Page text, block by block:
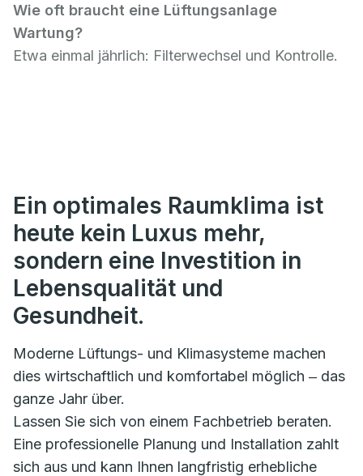
Wie oft braucht eine Lüftungsanlage
Wartung?
Etwa einmal jährlich: Filterwechsel und Kontrolle.
Ein optimales Raumklima ist
heute kein Luxus mehr,
sondern eine Investition in
Lebensqualität und
Gesundheit.
Moderne Lüftungs- und Klimasysteme machen
dies wirtschaftlich und komfortabel möglich ‒ das
ganze Jahr über.
Lassen Sie sich von einem Fachbetrieb beraten.
Eine professionelle Planung und Installation zahlt
sich aus und kann Ihnen langfristig erhebliche